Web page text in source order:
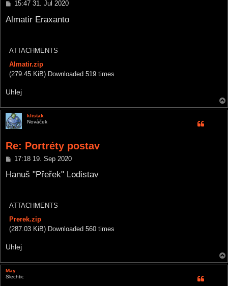
P
s
15:47 31. Jul 2020
Almatir Eraxanto
ATTACHMENTS
Almatir.zip
(279.45 KiB) Downloaded 519 times
Uhlej
klistak
Nováček
Re: Portréty postav
P
s
17:18 19. Sep 2020
Hanuš "Přeřek" Lodistav
ATTACHMENTS
Prerek.zip
(287.03 KiB) Downloaded 560 times
Uhlej
May
Šlechtic